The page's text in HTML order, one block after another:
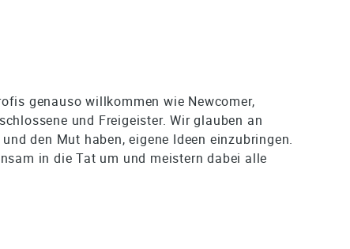
genauso willkommen wie Newcomer,
und Freigeister. Wir glauben an
den Mut haben, eigene Ideen einzubringen.
in die Tat um und meistern dabei alle